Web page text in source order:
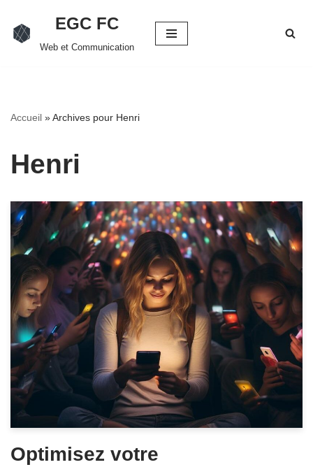
Aller
EGC FC
Web et Communication
Accueil »Archives pour Henri
Henri
Optimisez votre